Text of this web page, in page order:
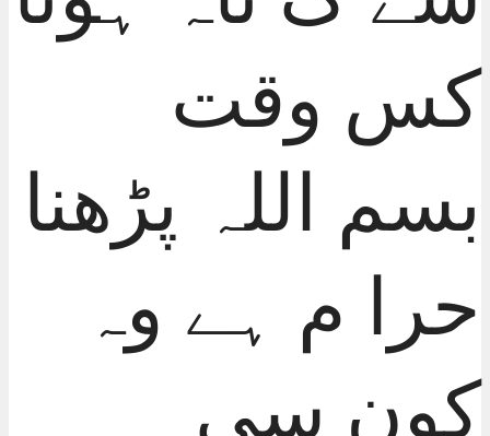
کس وقت
بسم اللہ پڑھنا
حرا م ہے وہ
کون سی